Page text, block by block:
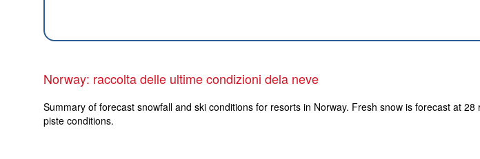
Norway: raccolta delle ultime condizioni dela neve
Summary of forecast snowfall and ski conditions for resorts in Norway. Fresh snow is forecast at
piste conditions.